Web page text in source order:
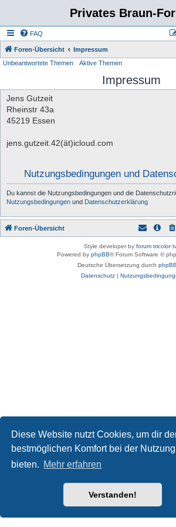
Diese Website nutzt Cookies, um dir
bestmöglichen Komfort bei der
bieten. Mehr erfahren
Verstanden!
Privates Braun-
FAQ
Foren-Übersicht Impressum
Unbeantwortete Themen Aktive Themen
Impressum
Jens Gutzeit
Rheinstr 43a
45219 Essen
jens.gutzeit.42(ät)icloud.com
Nutzungsbedingungen und
Du kannst die Nutzungsbedingungen und die
Nutzungsbedingungen und Datenschutzerklärung
Foren-Übersicht
Style developer by forum tricolor
Powered by phpBB® Forum Software ©
Deutsche Übersetzung durch
Datenschutz|